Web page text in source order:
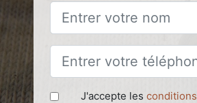
J'accepte les conditions